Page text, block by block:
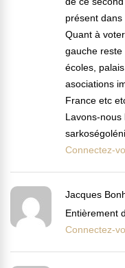
présent dans
Quant à
gauche
écoles,
asociations
France etc
Lavons-nous
Connectez-
Jacques
Entièrement
Connectez-